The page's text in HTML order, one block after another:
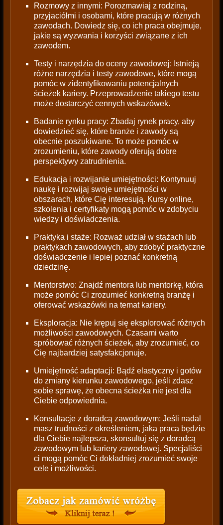
Rozmowy z innymi: Porozmawiaj z rodziną,
przyjaciółmi i osobami, które pracują w różnych
zawodach. Dowiedz się, co ich praca obejmuje,
jakie są wyzwania i korzyści związane z ich
zawodem.
Testy i narzędzia do oceny zawodowej: Istnieją
różne narzędzia i testy zawodowe, które mogą
pomóc w zidentyfikowaniu potencjalnych
ścieżek kariery. Przeprowadzenie takiego testu
może dostarczyć cennych wskazówek.
Badanie rynku pracy: Zbadaj rynek pracy, aby
dowiedzieć się, które branże i zawody są
obecnie poszukiwane. To może pomóc w
zrozumieniu, które zawody oferują dobre
perspektywy zatrudnienia.
Edukacja i rozwijanie umiejętności: Kontynuuj
naukę i rozwijaj swoje umiejętności w
obszarach, które Cię interesują. Kursy online,
szkolenia i certyfikaty mogą pomóc w zdobyciu
wiedzy i doświadczenia.
Praktyka i staże: Rozważ udział w stażach lub
praktykach zawodowych, aby zdobyć praktyczne
doświadczenie i lepiej poznać konkretną
dziedzinę.
Mentorstwo: Znajdź mentora lub mentorkę, która
może pomóc Ci zrozumieć konkretną branżę i
oferować wskazówki na temat kariery.
Eksploracja: Nie krępuj się eksplorować różnych
możliwości zawodowych. Czasami warto
spróbować różnych ścieżek, aby zrozumieć, co
Cię najbardziej satysfakcjonuje.
Umiejętność adaptacji: Bądź elastyczny i gotów
do zmiany kierunku zawodowego, jeśli zdasz
sobie sprawę, że obecna ścieżka nie jest dla
Ciebie odpowiednia.
Konsultacje z doradcą zawodowym: Jeśli nadal
masz trudności z określeniem, jaka praca będzie
dla Ciebie najlepsza, skonsultuj się z doradcą
zawodowym lub kariery zawodowej. Specjaliści
ci mogą pomóc Ci dokładniej zrozumieć swoje
cele i możliwości.